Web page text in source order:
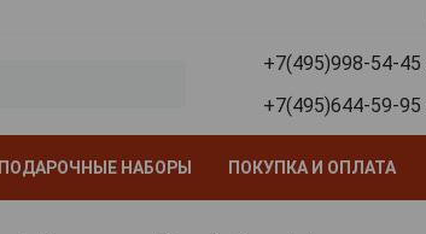
+7(495)998-54-45
+7(495)644-59-95
ПОДАРОЧНЫЕ НАБОРЫ ПОКУПКА И ОПЛАТА